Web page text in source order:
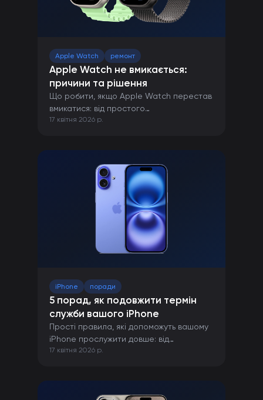
Apple Watch ремонт
Apple Watch не вмикається:
причини та рішення
Що робити, якщо Apple Watch перестав
вмикатися: від простого
перезавантаження до ремонту в сервісі.
17 квітня 2026 р.
iPhone поради
5 порад, як подовжити термін
служби вашого iPhone
Прості правила, які допоможуть вашому
iPhone прослужити довше: від
правильної зарядки до захисту від
17 квітня 2026 р.